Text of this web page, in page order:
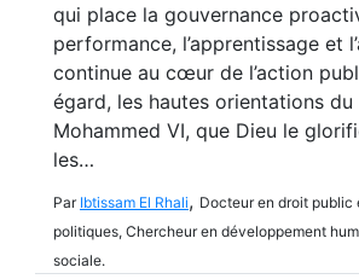
qui place la gouvernance
performance, l’apprentissage et
continue au cœur de l’action
égard, les hautes orientations du
Mohammed VI, que Dieu le
les…
Par Ibtissam El Rhali, Docteur en droit public
politiques, Chercheur en développement
sociale.